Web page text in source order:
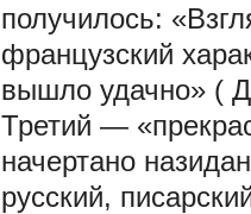
получилось:
французский
вышло удачно» (
Третий —
начертано
русский,